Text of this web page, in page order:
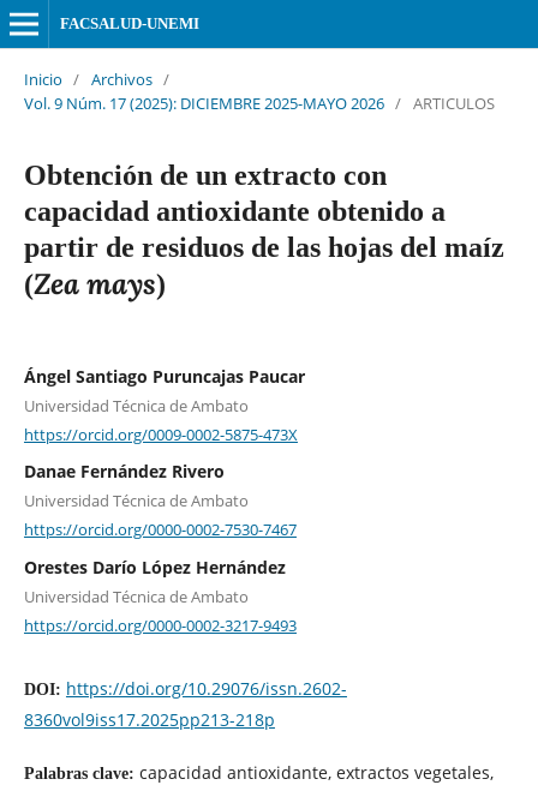
FACSALUD-UNEMI
Inicio / Archivos /
Vol. 9 Núm. 17 (2025): DICIEMBRE 2025-MAYO 2026 / ARTICULOS
Obtención de un extracto con
capacidad antioxidante obtenido a
partir de residuos de las hojas del maíz
(Zea mays)
Ángel Santiago Puruncajas Paucar
Universidad Técnica de Ambato
https://orcid.org/0009-0002-5875-473X
Danae Fernández Rivero
Universidad Técnica de Ambato
https://orcid.org/0000-0002-7530-7467
Orestes Darío López Hernández
Universidad Técnica de Ambato
https://orcid.org/0000-0002-3217-9493
DOI: https://doi.org/10.29076/issn.2602-
8360vol9iss17.2025pp213-218p
Palabras clave: capacidad antioxidante, extractos vegetales,